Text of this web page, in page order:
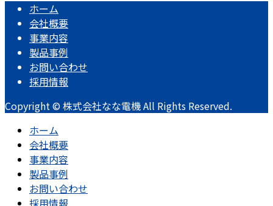
ホーム
会社概要
事業内容
製品事例
お問い合わせ
採用情報
Copyright © 株式会社なな電機 All Rights Reserved.
ホーム
会社概要
事業内容
製品事例
お問い合わせ
採用情報